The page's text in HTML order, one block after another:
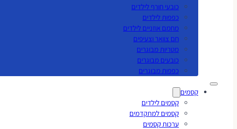
כובעי חורף לילדים
כפפות לילדים
מחמם אוזניים לילדים
חם צוואר וצעיפים
מטריות מבוגרים
כובעים מבוגרים
כפפות מבוגרים
קסמים
קסמים לילדים
קסמים למתקדמים
ערכות קסמים